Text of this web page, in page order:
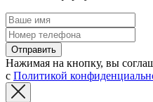
Отправить
Нажимая на кнопку, вы
с Политикой